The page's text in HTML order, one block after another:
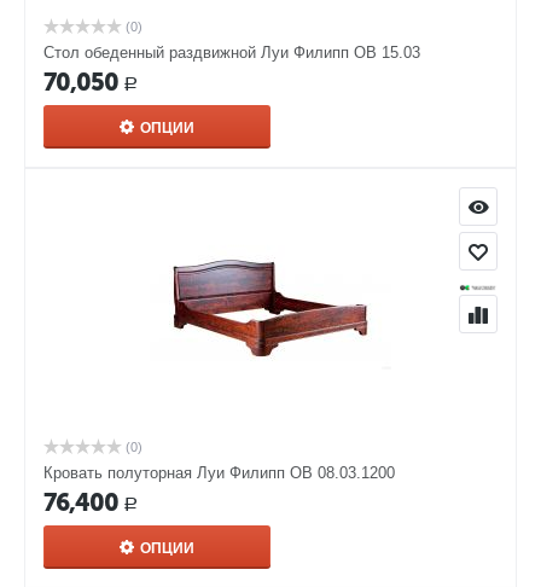
(0)
Стол обеденный раздвижной Луи Филипп ОВ 15.03
70,050 Р
ОПЦИИ
(0)
Кровать полуторная Луи Филипп ОВ 08.03.1200
76,400 Р
ОПЦИИ